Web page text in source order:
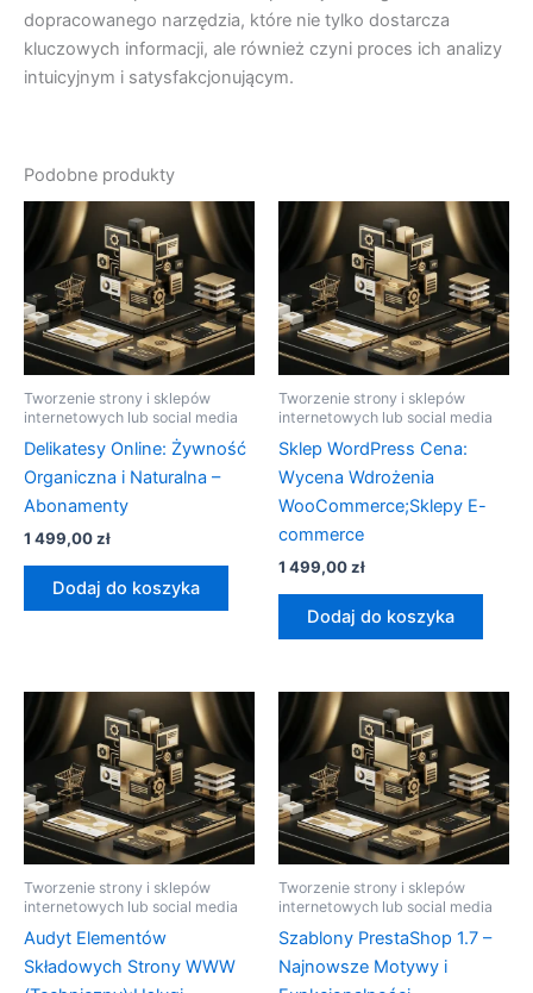
dopracowanego narzędzia, które nie tylko dostarcza
kluczowych informacji, ale również czyni proces ich analizy
intuicyjnym i satysfakcjonującym.
Podobne produkty
Tworzenie strony i sklepów
internetowych lub social media
Delikatesy Online: Żywność
Organiczna i Naturalna –
Abonamenty
1 499,00zł
Dodaj do koszyka
Tworzenie strony i sklepów
internetowych lub social media
Sklep WordPress Cena:
Wycena Wdrożenia
WooCommerce;Sklepy E-
commerce
1 499,00zł
Dodaj do koszyka
Tworzenie strony i sklepów
internetowych lub social media
Audyt Elementów
Składowych Strony WWW
Tworzenie strony i sklepów
internetowych lub social media
Szablony PrestaShop 1.7 –
Najnowsze Motywy i